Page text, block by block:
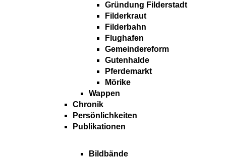
Gründung Filderstadt
Filderkraut
Filderbahn
Flughafen
Gemeindereform
Gutenhalde
Pferdemarkt
Mörike
Wappen
Chronik
Persönlichkeiten
Publikationen
Bildbände